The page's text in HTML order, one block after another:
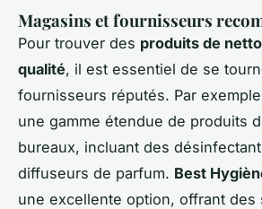
Magasins et fournisseurs
Pour trouver des produits de
qualité, il est essentiel de se
fournisseurs réputés. Par
une gamme étendue de produits
bureaux, incluant des
diffuseurs de parfum. Best
une excellente option, offrant des